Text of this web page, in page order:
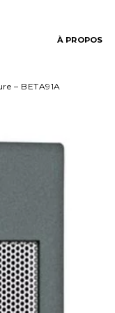
À PROPOS
– BETA91A